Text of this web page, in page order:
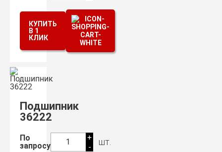
КУПИТЬ
В 1
КЛИК
Подшипник
36222
По
запросу
1
+
-
шт.